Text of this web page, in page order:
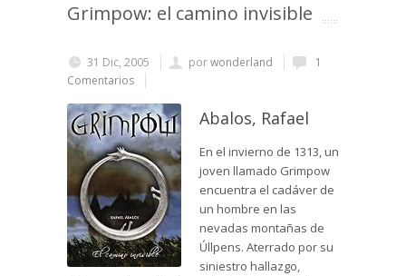
Grimpow: el camino invisible
31 Dic, 2005 porwonderland
1
Comentarios
Abalos, Rafael
En el invierno de 1313, un
joven llamado Grimpow
encuentra el cadáver de
un hombre en las
nevadas montañas de
Úllpens. Aterrado por su
siniestro hallazgo,